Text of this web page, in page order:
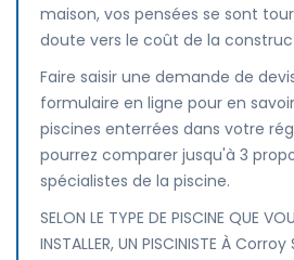
maison, vos pensées se sont
doute vers le coût de la
Faire saisir une demande de
formulaire en ligne pour en
piscines enterrées dans votre
pourrez comparer jusqu'à 3
spécialistes de la piscine.
SELON LE TYPE DE PISCINE QUE
INSTALLER, UN PISCINISTE À Corroy